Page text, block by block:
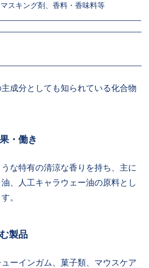
マスキング剤、香料・香味料等
成分としても知られている化合物
・働き
な特有の清涼な香りを持ち、主に
、人工キャラウェー油の原料とし
。
製品
ーインガム、菓子類、マウスケア